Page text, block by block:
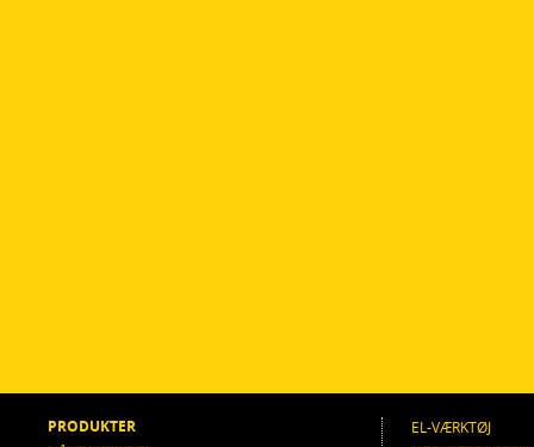
PRODUKTER
EL-VÆRKTØJ